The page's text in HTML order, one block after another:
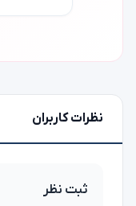
نظرات کاربران
ثبت نظر